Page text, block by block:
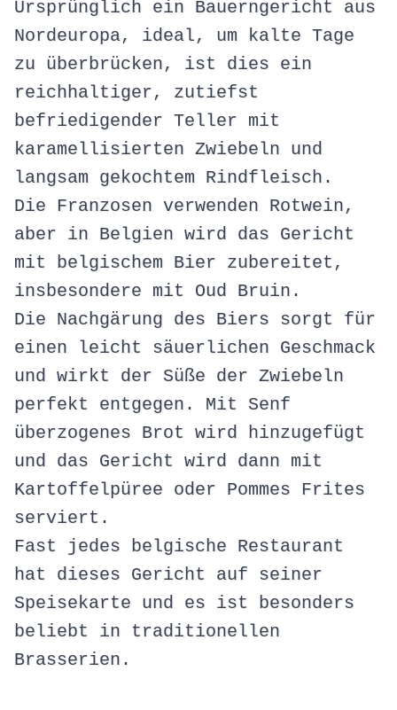
Ursprünglich ein Bauerngericht aus
Nordeuropa, ideal, um kalte Tage
zu überbrücken, ist dies ein
reichhaltiger, zutiefst
befriedigender Teller mit
karamellisierten Zwiebeln und
langsam gekochtem Rindfleisch.
Die Franzosen verwenden Rotwein,
aber in Belgien wird das Gericht
mit belgischem Bier zubereitet,
insbesondere mit Oud Bruin.
Die Nachgärung des Biers sorgt für
einen leicht säuerlichen Geschmack
und wirkt der Süße der Zwiebeln
perfekt entgegen. Mit Senf
überzogenes Brot wird hinzugefügt
und das Gericht wird dann mit
Kartoffelpüree oder Pommes Frites
serviert.
Fast jedes belgische Restaurant
hat dieses Gericht auf seiner
Speisekarte und es ist besonders
beliebt in traditionellen
Brasserien.